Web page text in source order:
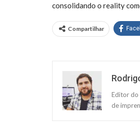
consolidando o reality
Compartilhar
Editor do
de